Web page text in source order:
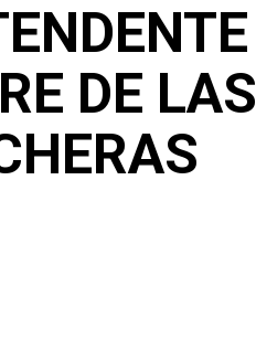
DE LAS